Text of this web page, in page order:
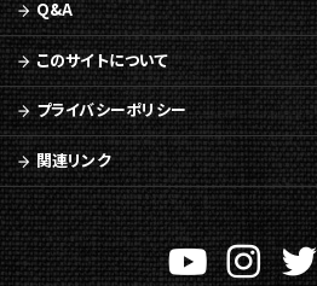
Q&A
このサイトについて
プライバシーポリシー
関連リンク